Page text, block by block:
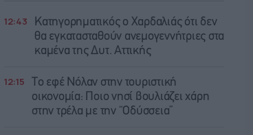
12:43
Κατηγορηματικός ο Χαρδαλιάς ότι δεν
θα εγκατασταθούν ανεμογεννήτριες στα
καμένα της Δυτ. Αττικής
12:15
Το εφέ Νόλαν στην τουριστική
οικονομία: Ποιο νησί βουλιάζει χάρη
στην τρέλα με την “Οδύσσεια”